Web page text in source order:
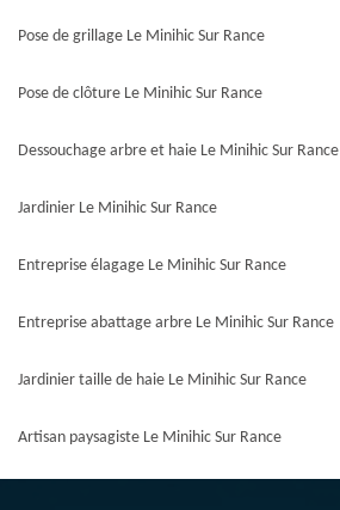
Pose de grillage Le Minihic Sur Rance
Pose de clôture Le Minihic Sur Rance
Dessouchage arbre et haie Le Minihic Sur Rance
Jardinier Le Minihic Sur Rance
Entreprise élagage Le Minihic Sur Rance
Entreprise abattage arbre Le Minihic Sur Rance
Jardinier taille de haie Le Minihic Sur Rance
Artisan paysagiste Le Minihic Sur Rance